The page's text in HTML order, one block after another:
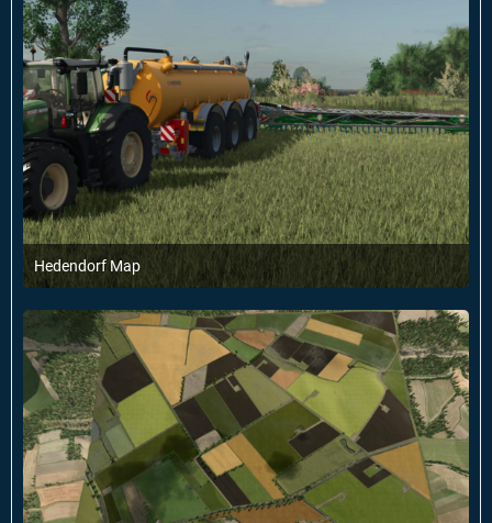
Hedendorf Map
6. Februar 2025 um 18:21
2